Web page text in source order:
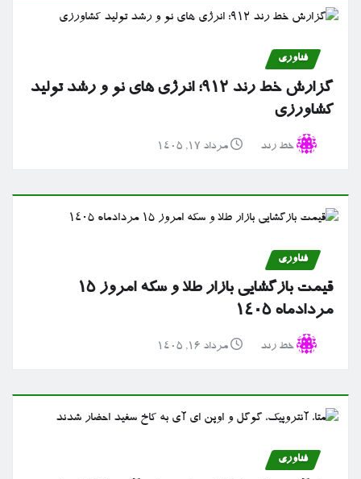
فناوری
گزارش خط رند ۹۱۲؛ انرژی های نو و رشد تولید
کشاورزی
خط رند مرداد ۱۷, ۱۴۰۵
فناوری
قیمت بازگشایی بازار طلا و سکه امروز ۱۵
مردادماه ۱۴۰۵
خط رند مرداد ۱۶, ۱۴۰۵
فناوری